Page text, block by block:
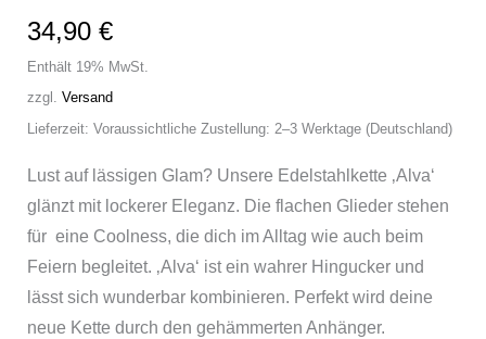
34,90 €
Enthält 19% MwSt.
zzgl. Versand
Lieferzeit: Voraussichtliche Zustellung: 2–3 Werktage (Deutschland)
Lust auf lässigen Glam? Unsere Edelstahlkette ‚Alva‘
glänzt mit lockerer Eleganz. Die flachen Glieder stehen
für eine Coolness, die dich im Alltag wie auch beim
Feiern begleitet. ‚Alva‘ ist ein wahrer Hingucker und
lässt sich wunderbar kombinieren. Perfekt wird deine
neue Kette durch den gehämmerten Anhänger.